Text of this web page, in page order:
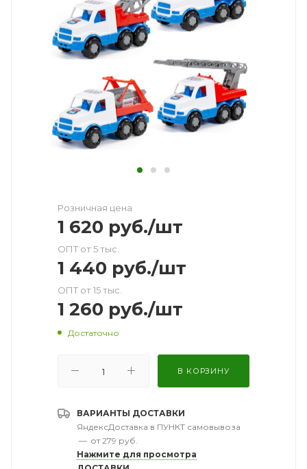
Розничная цена
1 620 руб./шт
ОПТ от 5 тыс.
1 440 руб./шт
ОПТ от 15 тыс.
1 260 руб./шт
Достаточно
В КОРЗИНУ
ВАРИАНТЫ ДОСТАВКИ
ЯндексДоставка в ПУНКТ самовывоза
— от 279 руб.
Нажмите для просмотра